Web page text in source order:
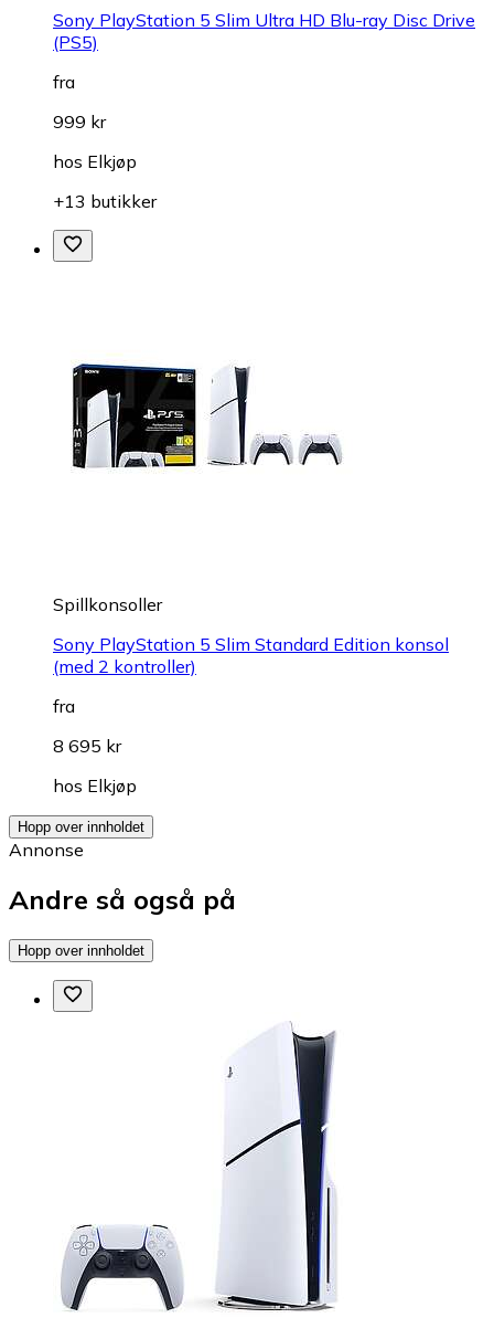
Sony PlayStation 5 Slim Ultra HD Blu-ray Disc Drive
(PS5)
fra
999 kr
hos Elkjøp
+13 butikker
Spillkonsoller
Sony PlayStation 5 Slim Standard Edition konsol
(med 2 kontroller)
fra
8 695 kr
hos Elkjøp
Hopp over innholdet
Annonse
Andre så også på
Hopp over innholdet